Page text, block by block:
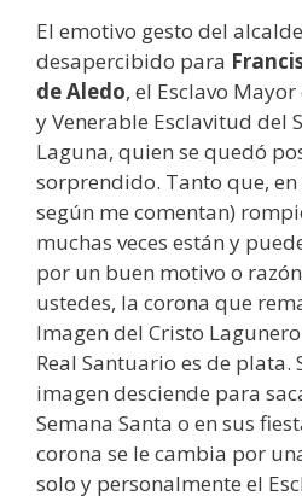
El emotivo gesto del
desapercibido para
de Aledo, el Esclavo
y Venerable Esclavitud del
Laguna, quien se quedó
sorprendido. Tanto que,
según me comentan)
muchas veces están y
por un buen motivo o
ustedes, la corona que
Imagen del Cristo
Real Santuario es de plata.
imagen desciende para
Semana Santa o en sus
corona se le cambia por
solo y personalmente el